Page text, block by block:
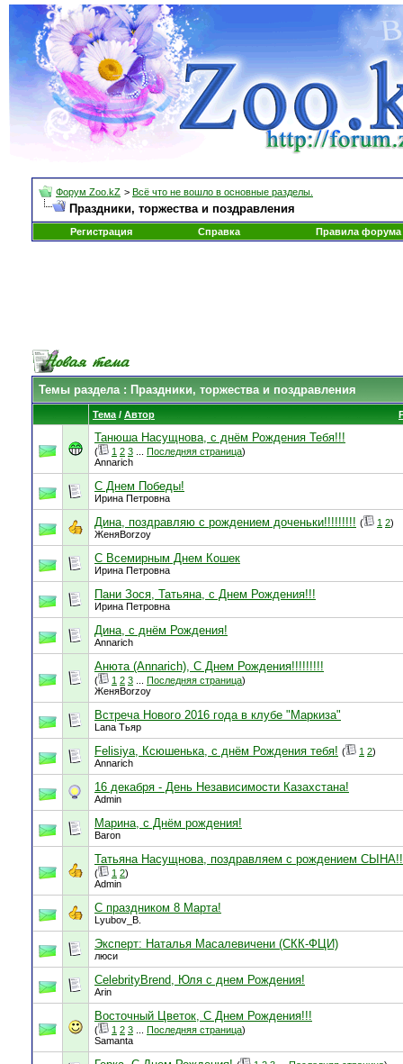
Форум Zoo.kZ > Всё что не вошло в основные разделы.
Праздники, торжества и поздравления
Регистрация Справка Правила форума
Темы раздела: Праздники, торжества и поздравления
Тема / Автор
Танюша Насущнова, с днём Рождения Тебя!!!
( 1 2 3 Последняя страница)
Annarich
С Днем Победы!
Ирина Петровна
Дина, поздравляю с рождением доченьки!!!!!!!!! ( 1 2)
ЖеняBorzoy
С Всемирным Днем Кошек
Ирина Петровна
Пани Зося, Татьяна, с Днем Рождения!!!
Ирина Петровна
Дина, с днём Рождения!
Annarich
Анюта (Annarich), С Днем Рождения!!!!!!!!!
( 1 2 3 Последняя страница)
ЖеняBorzoy
Встреча Нового 2016 года в клубе "Маркиза"
Lana Тьяр
Felisiya, Ксюшенька, с днём Рождения тебя! ( 1 2)
Annarich
16 декабря - День Независимости Казахстана!
Admin
Марина, с Днём рождения!
Baron
Татьяна Насущнова, поздравляем с рождением
( 1 2)
Admin
С праздником 8 Марта!
Lyubov_B.
Эксперт: Наталья Масалевичени (СКК-ФЦИ)
люси
CelebrityBrend, Юля с днем Рождения!
Arin
Восточный Цветок, С Днем Рождения!!!
( 1 2 3 Последняя страница)
Samanta